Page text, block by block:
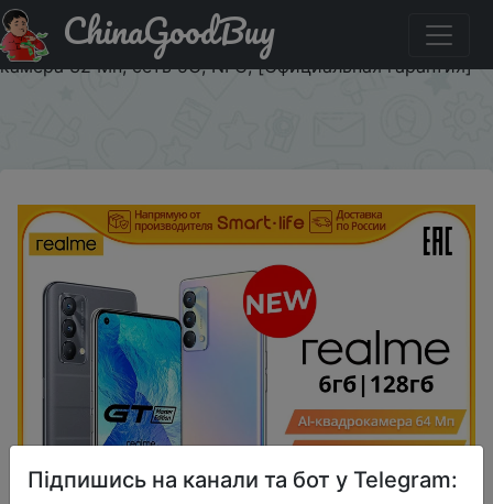
Придбати по знижці $49.72/418 Смартфон realme GT
Master edition 6+128ГБ, Snapdragon 778G, Фронтальная
камера 32 Мп, сеть 5G, NFC, [Официальная гарантия]
ChinaGoodBuy
Підпишись на канали та бот у Telegram: